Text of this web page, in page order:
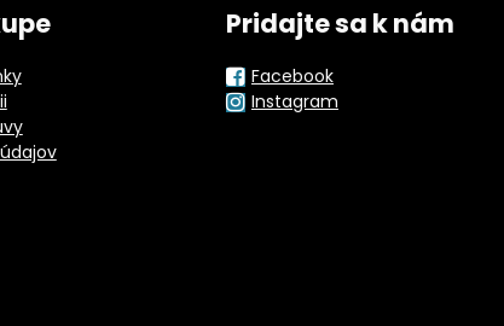
Pridajte sa k nám
Facebook
Instagram